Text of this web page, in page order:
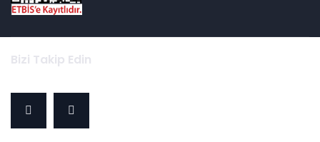
Bizi Takip Edin